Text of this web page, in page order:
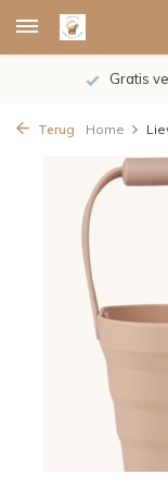
Gratis
Terug Home